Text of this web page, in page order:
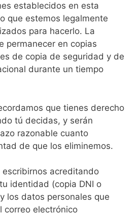
establecidos en esta
que estemos legalmente
para hacerlo. La
permanecer en copias
de copia de seguridad y de
durante un tiempo
que tienes derecho
tú decidas, y serán
razonable cuanto
de que los eliminemos.
escribirnos acreditando
identidad (copia DNI o
los datos personales que
correo electrónico